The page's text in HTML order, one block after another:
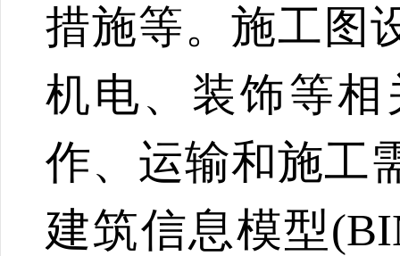
措施等。施工图
机电、装饰等
作、运输和施工
建筑信息模型